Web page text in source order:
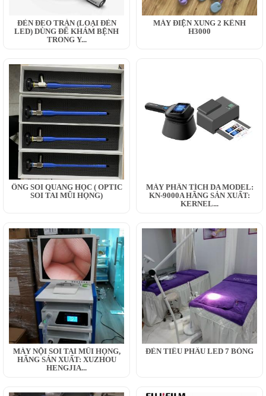
ĐÈN ĐEO TRÁN (LOẠI ĐÈN
LED) DÙNG ĐỂ KHÁM BỆNH
TRONG Y...
MÁY ĐIỆN XUNG 2 KÊNH
H3000
ỐNG SOI QUANG HỌC ( OPTIC
SOI TAI MŨI HỌNG)
MÁY PHÂN TÍCH DA MODEL:
KN-9000A HÃNG SẢN XUẤT:
KERNEL...
MÁY NỘI SOI TAI MŨI HỌNG,
HÃNG SẢN XUẤT: XUZHOU
HENGJIA...
ĐÈN TIỂU PHẪU LED 7 BÓNG